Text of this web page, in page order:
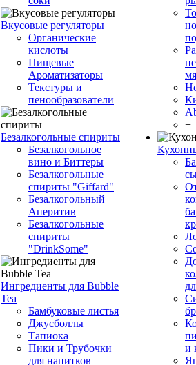
Вкусовые регуляторы
Органические
кислоты
Пищевые
Ароматизаторы
Текстуры и
пенообразователи
Безалкогольные спириты
Безалкогольное
вино и Биттеры
Безалкогольные
спириты "Giffard"
Безалкогольный
Аперитив
Безалкогольные
спириты
"DrinkSome"
Ингредиенты для Bubble
Tea
Бамбуковые листья
Джусболлы
Тапиока
Пики и Трубочки
для напитков
+
и